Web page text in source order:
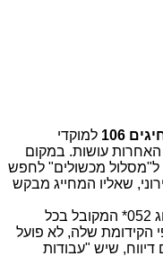
106
למוקדי
האחרות עושות. במקום
זאת, שולחים את המתקשר ל-106 ל"מסלול מכשולים" לחפש
שאליו המחייג מבקש
על כך, שהחיוג 052* המקובל בכל
הקידומת שלה, לא פועל
דיווח, שיש "עבודות